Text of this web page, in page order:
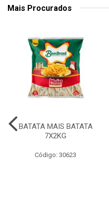
Mais Procurados
BATATA MAIS BATATA
7X2KG
Código: 30623